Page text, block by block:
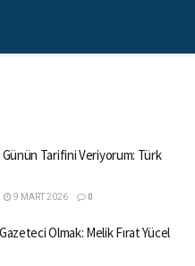
Günün Tarifini Veriyorum: Türk
9 MART 2026 0
Olmak: Melik Fırat Yücel